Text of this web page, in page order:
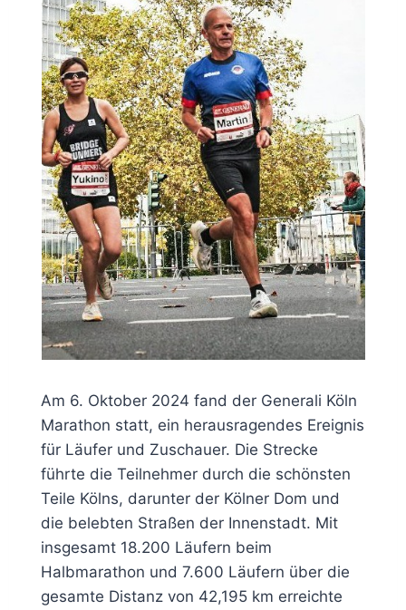
Am 6. Oktober 2024 fand der Generali Köln
Marathon statt, ein herausragendes Ereignis
für Läufer und Zuschauer. Die Strecke
führte die Teilnehmer durch die schönsten
Teile Kölns, darunter der Kölner Dom und
die belebten Straßen der Innenstadt. Mit
insgesamt 18.200 Läufern beim
Halbmarathon und 7.600 Läufern über die
gesamte Distanz von 42,195 km erreichte